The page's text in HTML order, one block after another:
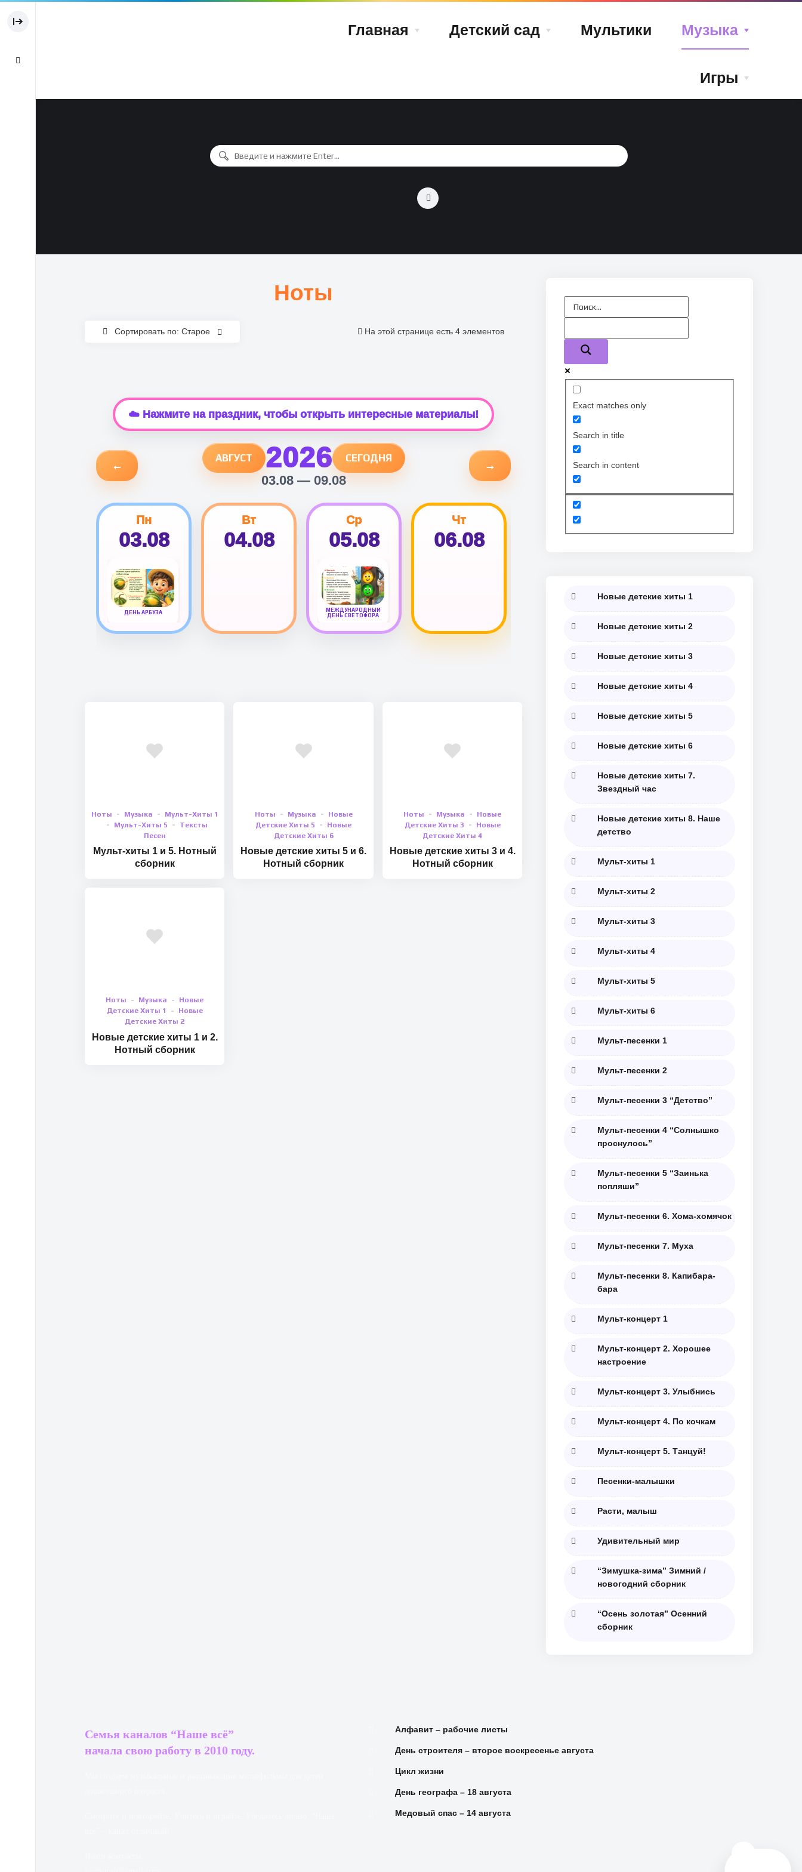
Главная Детский сад Мультики Музыка
Игры
Ноты
Сортировать по: Старое На этой странице есть 4 элементов
☁️ Нажмите на праздник, чтобы открыть интересные материалы!
←
АВГУСТ 2026 СЕГОДНЯ
03.08 — 09.08
→
Пн
03.08
ДЕНЬ АРБУЗА
Вт
04.08
Ср
05.08
МЕЖДУНАРОДНЫЙ
ДЕНЬ СВЕТОФОРА
Чт
06.08 07.08 08.08
Ноты Музыка
Мульт-Хиты 1
Мульт-Хиты 5
Тексты
Песен
Мульт-хиты 1 и 5. Нотный
сборник
Ноты Музыка
Новые
Детские Хиты 5
Новые
Детские Хиты 6
Новые детские хиты 5 и 6.
Нотный сборник
Ноты Музыка
Новые
Детские Хиты 3
Новые
Детские Хиты 4
Новые детские хиты 3 и 4.
Нотный сборник
Ноты Музыка
Новые
Детские Хиты 1
Новые
Детские Хиты 2
Новые детские хиты 1 и 2.
Нотный сборник
Exact matches only
Search in title
Search in content
Новые детские хиты 1
Новые детские хиты 2
Новые детские хиты 3
Новые детские хиты 4
Новые детские хиты 5
Новые детские хиты 6
Новые детские хиты 7.
Звездный час
Новые детские хиты 8. Наше
детство
Мульт-хиты 1
Мульт-хиты 2
Мульт-хиты 3
Мульт-хиты 4
Мульт-хиты 5
Мульт-хиты 6
Мульт-песенки 1
Мульт-песенки 2
Мульт-песенки 3 “Детство”
Мульт-песенки 4 “Солнышко
проснулось”
Мульт-песенки 5 “Заинька
попляши”
Мульт-песенки 6. Хома-хомячок
Мульт-песенки 7. Муха
Мульт-песенки 8. Капибара-
бара
Мульт-концерт 1
Мульт-концерт 2. Хорошее
настроение
Мульт-концерт 3. Улыбнись
Мульт-концерт 4. По кочкам
Мульт-концерт 5. Танцуй!
Песенки-малышки
Расти, малыш
Удивительный мир
“Зимушка-зима” Зимний /
новогодний сборник
“Осень золотая” Осенний
сборник
Семья каналов “Наше всё”
начала свою работу в 2010 году.
Алфавит – рабочие листы
День строителя – второе воскресенье августа
Цикл жизни
День географа – 18 августа
Медовый спас – 14 августа